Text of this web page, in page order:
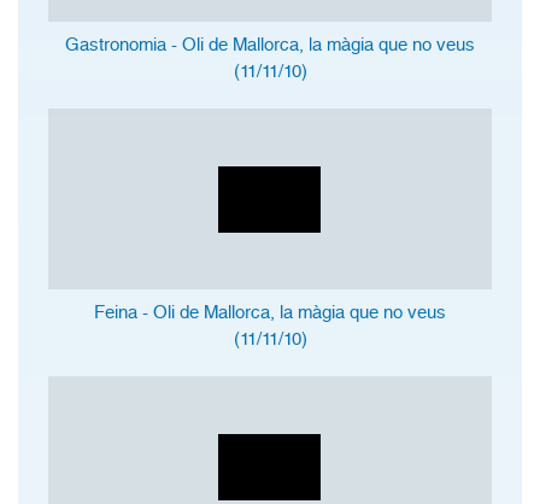
Gastronomia - Oli de Mallorca, la màgia que no veus
(11/11/10)
Feina - Oli de Mallorca, la màgia que no veus
(11/11/10)